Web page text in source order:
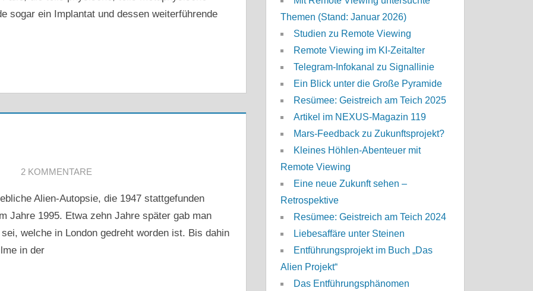
sogar ein Implantat und dessen weiterführende
2 KOMMENTARE
Alien-Autopsie, die 1947 stattgefunden
Jahre 1995. Etwa zehn Jahre später gab man
welche in London gedreht worden ist. Bis dahin
in der
Themen (Stand: Januar 2026)
Studien zu Remote Viewing
Remote Viewing im KI-Zeitalter
Telegram-Infokanal zu Signallinie
Ein Blick unter die Große Pyramide
Resümee: Geistreich am Teich 2025
Artikel im NEXUS-Magazin 119
Mars-Feedback zu Zukunftsprojekt?
Kleines Höhlen-Abenteuer mit
Remote Viewing
Eine neue Zukunft sehen –
Retrospektive
Resümee: Geistreich am Teich 2024
Liebesaffäre unter Steinen
Entführungsprojekt im Buch „Das
Alien Projekt“
Das Entführungsphänomen